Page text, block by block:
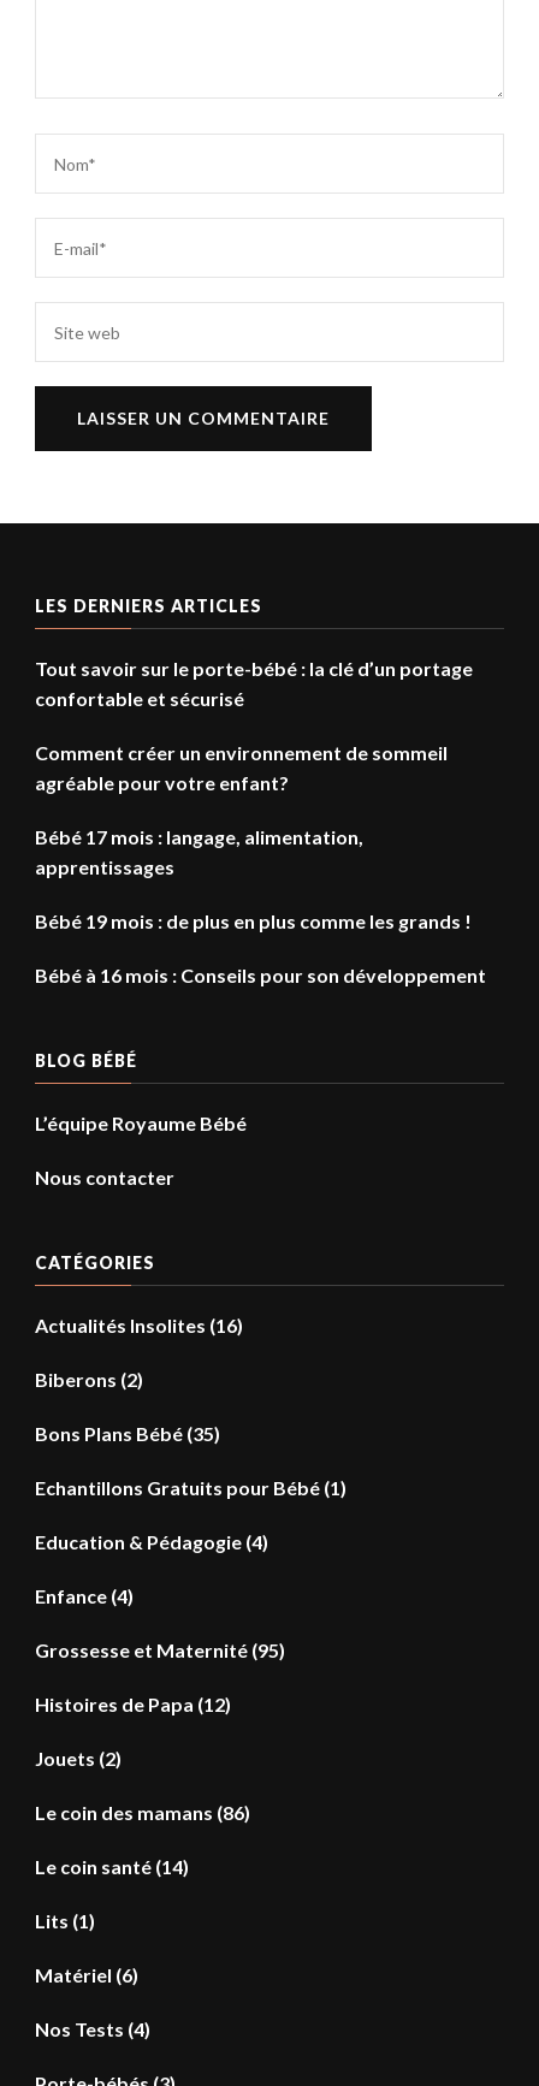
LES DERNIERS ARTICLES
Tout savoir sur le porte-bébé : la clé d’un portage
confortable et sécurisé
Comment créer un environnement de sommeil
agréable pour votre enfant?
Bébé 17 mois : langage, alimentation,
apprentissages
Bébé 19 mois : de plus en plus comme les grands !
Bébé à 16 mois : Conseils pour son développement
BLOG BÉBÉ
L’équipe Royaume Bébé
Nous contacter
CATÉGORIES
Actualités Insolites (16)
Biberons (2)
Bons Plans Bébé (35)
Echantillons Gratuits pour Bébé (1)
Education & Pédagogie (4)
Enfance (4)
Grossesse et Maternité (95)
Histoires de Papa (12)
Jouets (2)
Le coin des mamans (86)
Le coin santé (14)
Lits (1)
Matériel (6)
Nos Tests (4)